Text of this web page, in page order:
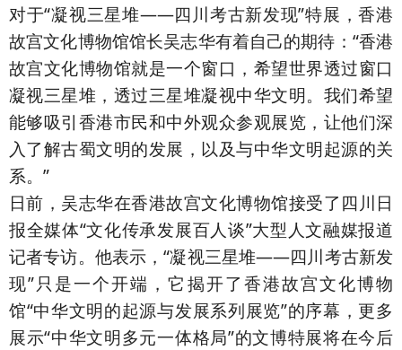
对于“凝视三星堆——四川考古新发现”特展，香港
故宫文化博物馆馆长吴志华有着自己的期待：“香港
故宫文化博物馆就是一个窗口，希望世界透过窗口
凝视三星堆，透过三星堆凝视中华文明。我们希望
能够吸引香港市民和中外观众参观展览，让他们深
入了解古蜀文明的发展，以及与中华文明起源的关
系。”
日前，吴志华在香港故宫文化博物馆接受了四川日
报全媒体“文化传承发展百人谈”大型人文融媒报道
记者专访。他表示，“凝视三星堆——四川考古新发
现”只是一个开端，它揭开了香港故宫文化博物
馆“中华文明的起源与发展系列展览”的序幕，更多
展示“中华文明多元一体格局”的文博特展将在今后